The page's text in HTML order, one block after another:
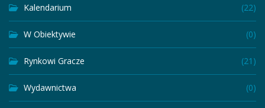
Kalendarium (22)
W Obiektywie (0)
Rynkowi Gracze (21)
Wydawnictwa (0)